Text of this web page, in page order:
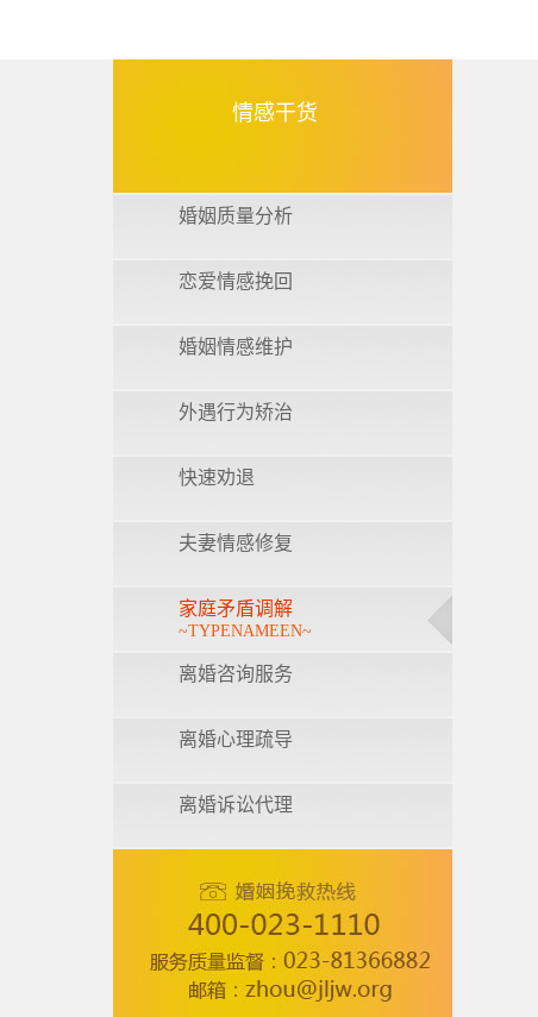
情感干货
婚姻质量分析
恋爱情感挽回
婚姻情感维护
外遇行为矫治
快速劝退
夫妻情感修复
家庭矛盾调解
~TYPENAMEEN~
离婚咨询服务
离婚心理疏导
离婚诉讼代理